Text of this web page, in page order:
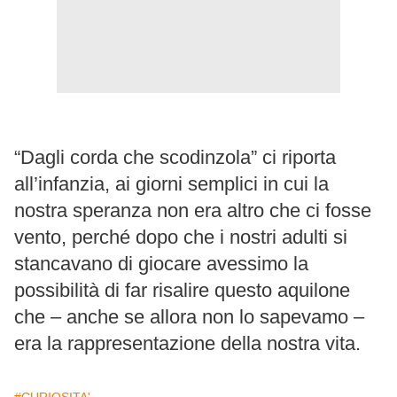
“Dagli corda che scodinzola” ci riporta
all’infanzia, ai giorni semplici in cui la
nostra speranza non era altro che ci fosse
vento, perché dopo che i nostri adulti si
stancavano di giocare avessimo la
possibilità di far risalire questo aquilone
che – anche se allora non lo sapevamo –
era la rappresentazione della nostra vita.